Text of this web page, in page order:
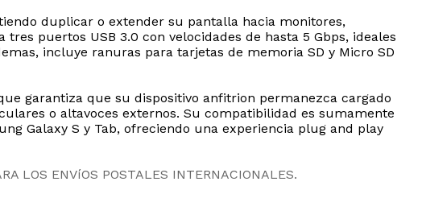
duplicar o extender su pantalla hacia monitores,
puertos USB 3.0 con velocidades de hasta 5 Gbps, ideales
incluye ranuras para tarjetas de memoria SD y Micro SD
garantiza que su dispositivo anfitrion permanezca cargado
o altavoces externos. Su compatibilidad es sumamente
Galaxy S y Tab, ofreciendo una experiencia plug and play
LOS ENVíOS POSTALES INTERNACIONALES.